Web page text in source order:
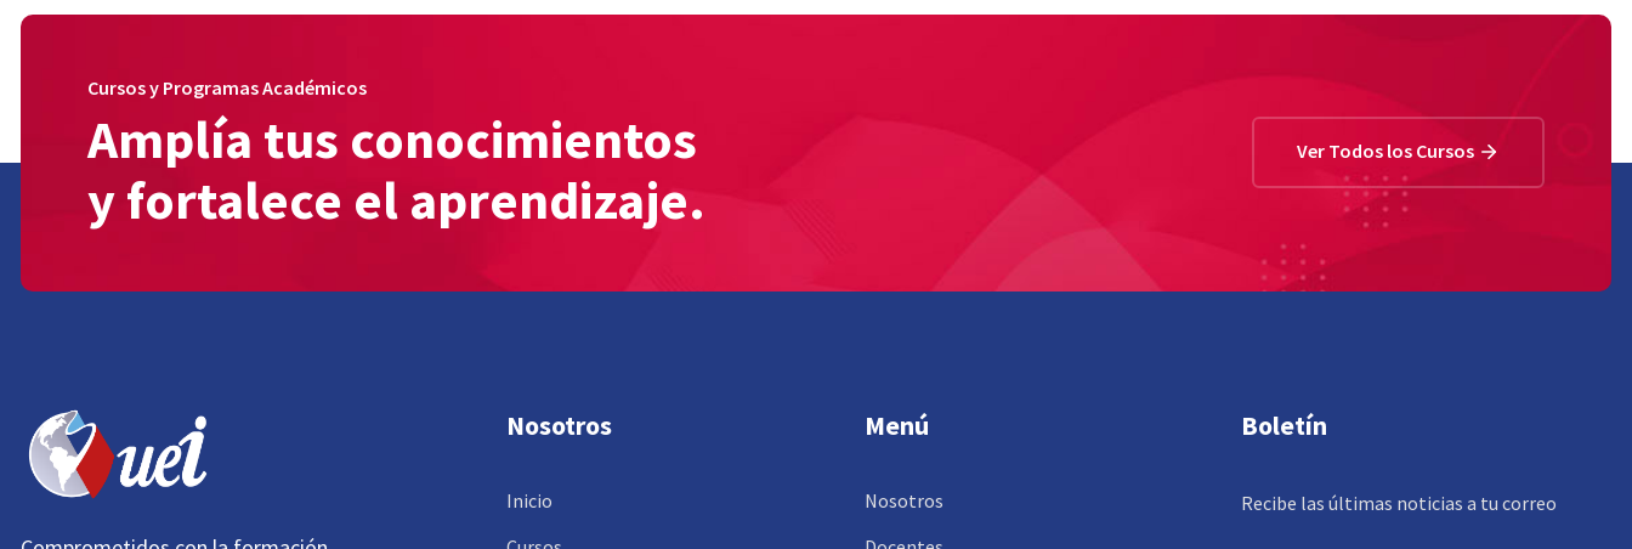
Cursos y Programas Académicos
Amplía tus conocimientos
y fortalece el aprendizaje.
Ver Todos los Cursos
Nosotros
Inicio
Menú
Nosotros
Boletín
Recibe las últimas noticias a tu correo